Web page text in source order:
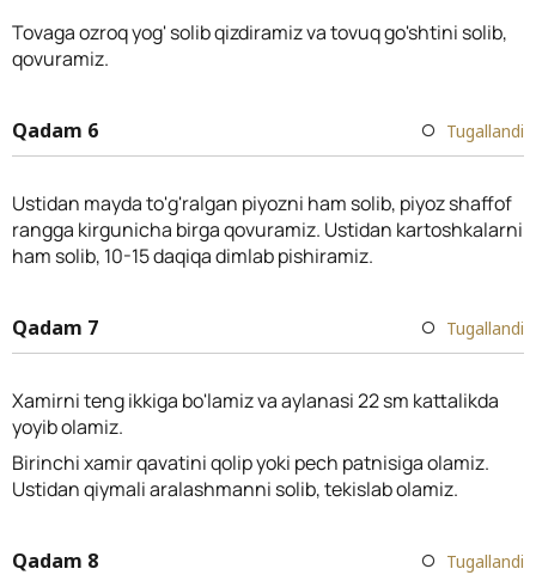
Tovaga ozroq yog' solib qizdiramiz va tovuq go'shtini solib,
qovuramiz.
Qadam 6 Tugallandi
Ustidan mayda to'g'ralgan piyozni ham solib, piyoz shaffof
rangga kirgunicha birga qovuramiz. Ustidan kartoshkalarni
ham solib, 10-15 daqiqa dimlab pishiramiz.
Qadam 7 Tugallandi
Xamirni teng ikkiga bo'lamiz va aylanasi 22 sm kattalikda
yoyib olamiz.
Birinchi xamir qavatini qolip yoki pech patnisiga olamiz.
Ustidan qiymali aralashmanni solib, tekislab olamiz.
Qadam 8 Tugallandi